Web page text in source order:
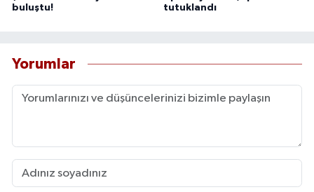
buluştu!
tutuklandı
Yorumlar